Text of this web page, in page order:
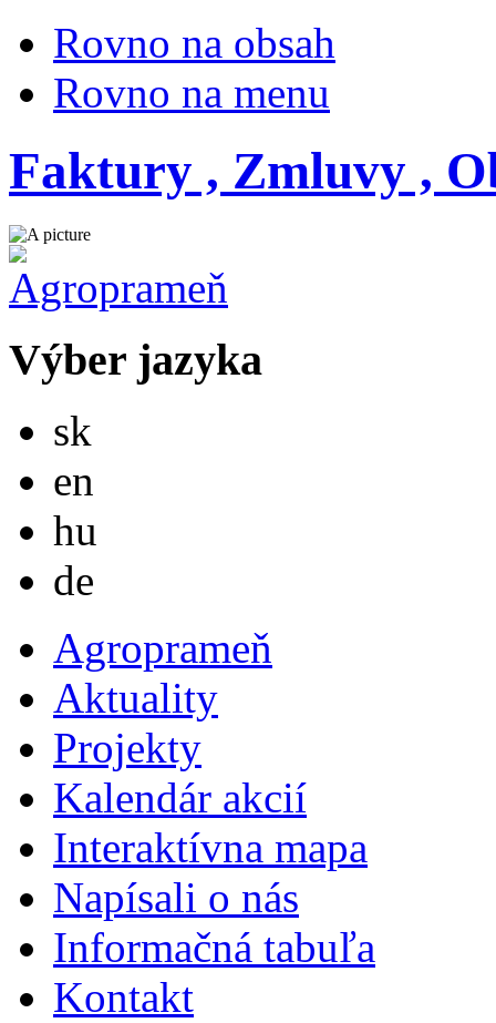
Rovno na obsah
Rovno na menu
Faktury , Zmluvy ,
Výber jazyka
sk
en
hu
de
Agroprameň
Aktuality
Projekty
Kalendár akcií
Interaktívna mapa
Napísali o nás
Informačná tabuľa
Kontakt